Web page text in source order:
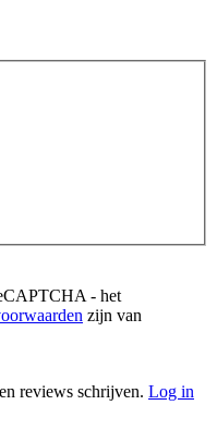
- het
zijn van
reviews schrijven. Log in